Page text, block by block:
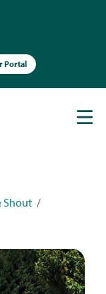
Portal
Shout /